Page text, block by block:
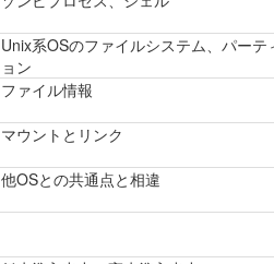
Unix系OSのファイルシステム、パーテ
ョン
ファイル情報
マウントとリンク
他OSとの共通点と相違